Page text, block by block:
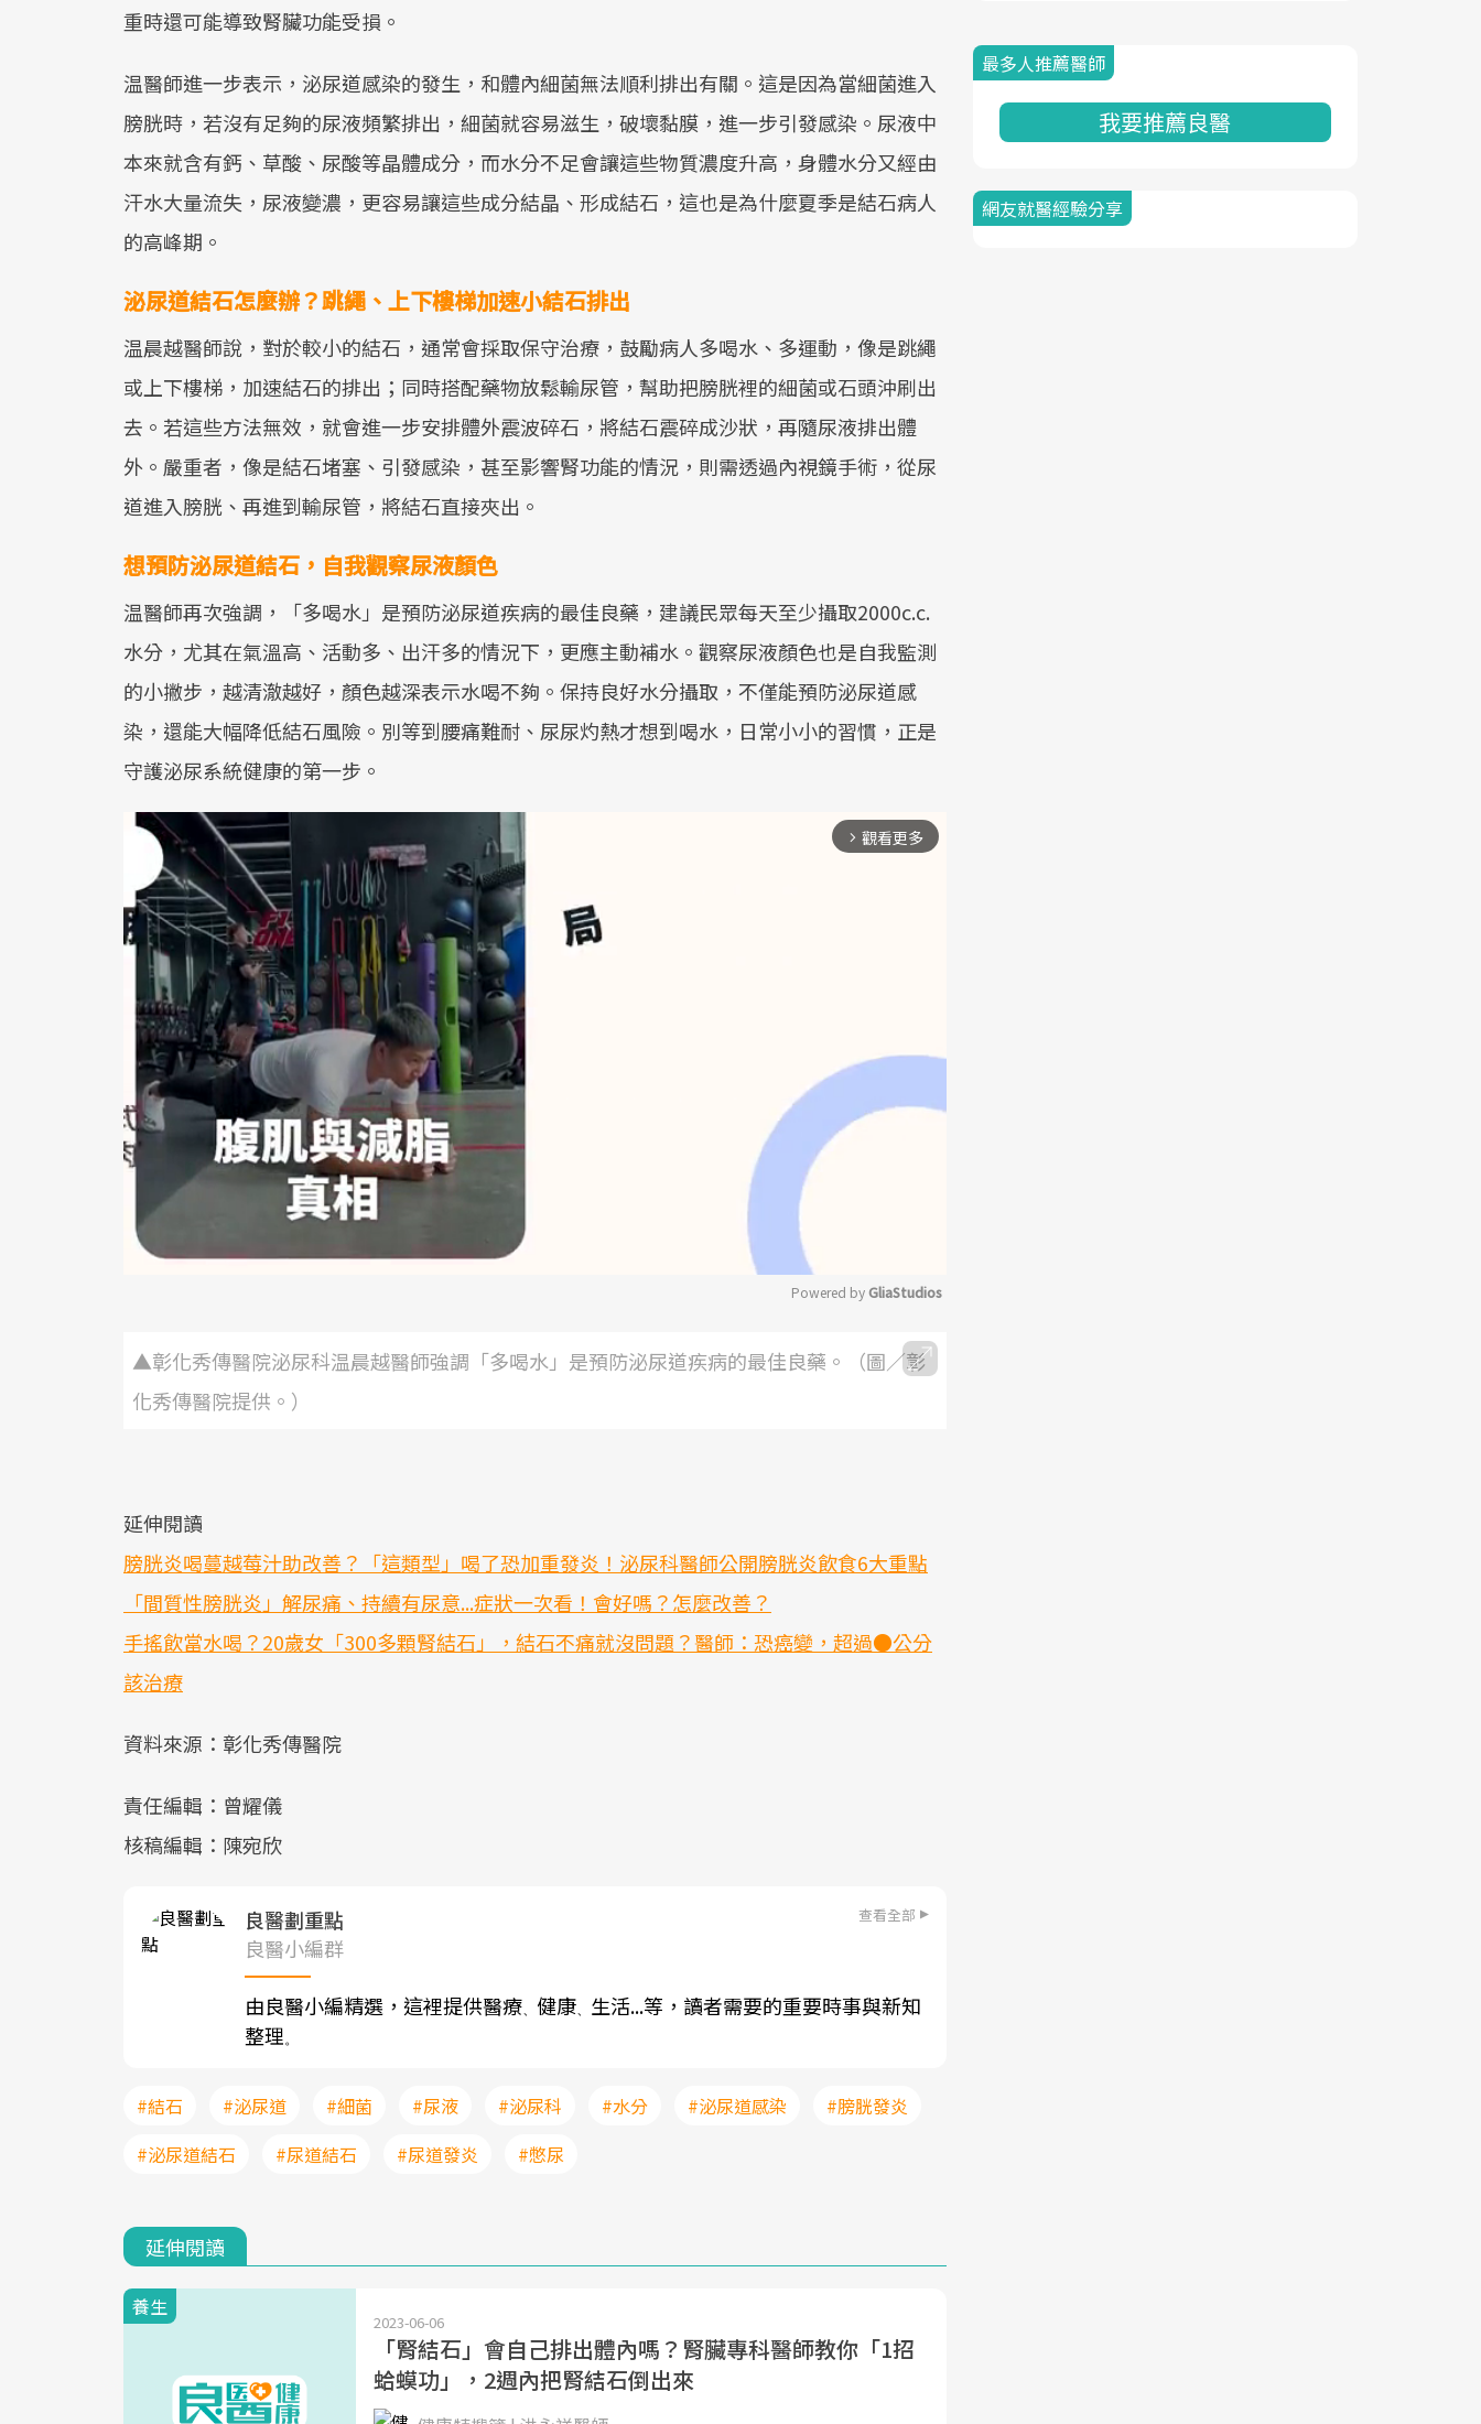
重時還可能導致腎臟功能受損。
温醫師進一步表示，泌尿道感染的發生，和體內細菌無法順利排出有關。這是因為當細菌進入
膀胱時，若沒有足夠的尿液頻繁排出，細菌就容易滋生，破壞黏膜，進一步引發感染。尿液中
本來就含有鈣、草酸、尿酸等晶體成分，而水分不足會讓這些物質濃度升高，身體水分又經由
汗水大量流失，尿液變濃，更容易讓這些成分結晶、形成結石，這也是為什麼夏季是結石病人
的高峰期。
泌尿道結石怎麼辦？跳繩、上下樓梯加速小結石排出
温晨越醫師說，對於較小的結石，通常會採取保守治療，鼓勵病人多喝水、多運動，像是跳繩
或上下樓梯，加速結石的排出；同時搭配藥物放鬆輸尿管，幫助把膀胱裡的細菌或石頭沖刷出
去。若這些方法無效，就會進一步安排體外震波碎石，將結石震碎成沙狀，再隨尿液排出體
外。嚴重者，像是結石堵塞、引發感染，甚至影響腎功能的情況，則需透過內視鏡手術，從尿
道進入膀胱、再進到輸尿管，將結石直接夾出。
想預防泌尿道結石，自我觀察尿液顏色
温醫師再次強調，「多喝水」是預防泌尿道疾病的最佳良藥，建議民眾每天至少攝取2000c.c.
水分，尤其在氣溫高、活動多、出汗多的情況下，更應主動補水。觀察尿液顏色也是自我監測
的小撇步，越清澈越好，顏色越深表示水喝不夠。保持良好水分攝取，不僅能預防泌尿道感
染，還能大幅降低結石風險。別等到腰痛難耐、尿尿灼熱才想到喝水，日常小小的習慣，正是
守護泌尿系統健康的第一步。
arrow_forward_ios 觀看更多
Mute
Powered by GliaStudios
▲彰化秀傳醫院泌尿科温晨越醫師強調「多喝水」是預防泌尿道疾病的最佳良藥。（圖／彰
化秀傳醫院提供。）
延伸閱讀
膀胱炎喝蔓越莓汁助改善？「這類型」喝了恐加重發炎！泌尿科醫師公開膀胱炎飲食6大重點
「間質性膀胱炎」解尿痛、持續有尿意...症狀一次看！會好嗎？怎麼改善？
手搖飲當水喝？20歲女「300多顆腎結石」，結石不痛就沒問題？醫師：恐癌變，超過●公分
該治療
資料來源：彰化秀傳醫院
責任編輯：曾耀儀
核稿編輯：陳宛欣
良醫劃重點 查看全部
良醫小編群
由良醫小編精選，這裡提供醫療 健康 生活...等，讀者需要的重要時事與新知
整理 。
#結石 #泌尿道 #細菌 #尿液 #泌尿科 #水分 #泌尿道感染
#膀胱發炎
#泌尿道結石
#尿道結石 #尿道發炎 #憋尿
延伸閱讀
養生
2023-06-06
「腎結石」會自己排出體內嗎？腎臟專科醫師教你「1招
蛤蟆功」，2週內把腎結石倒出來
最多人推薦醫師
我要推薦良醫
網友就醫經驗分享